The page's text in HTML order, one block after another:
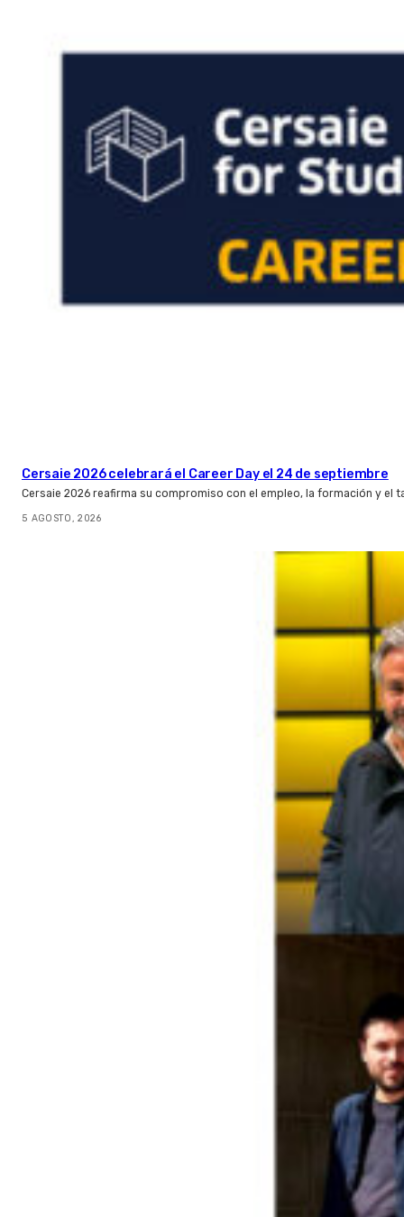
Cersaie 2026 celebrará el Career Day el 24 de septiembre
Cersaie 2026 reafirma su compromiso con el empleo, la formación y el
5 AGOSTO, 2026